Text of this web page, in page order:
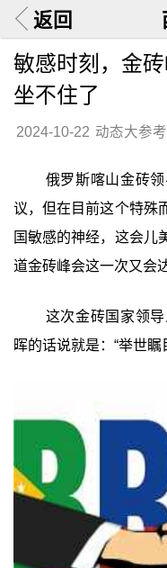
返回
敏感时刻，金
坐不住了
2024-10-22 动态大参考
俄罗斯喀山金砖
议，但在目前这个特殊
国敏感的神经，这会儿
道金砖峰会这一次又会
这次金砖国家领
晖的话说就是：“举世瞩